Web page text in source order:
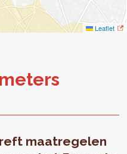
Leaflet
maatregelen